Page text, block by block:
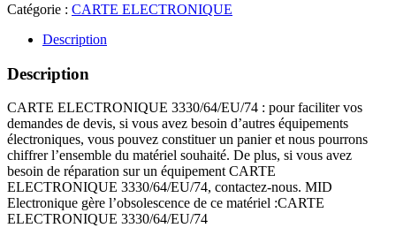
Catégorie : CARTE ELECTRONIQUE
Description
Description
CARTE ELECTRONIQUE 3330/64/EU/74 : pour faciliter vos
demandes de devis, si vous avez besoin d’autres équipements
électroniques, vous pouvez constituer un panier et nous pourrons
chiffrer l’ensemble du matériel souhaité. De plus, si vous avez
besoin de réparation sur un équipement CARTE
ELECTRONIQUE 3330/64/EU/74, contactez-nous. MID
Electronique gère l’obsolescence de ce matériel :CARTE
ELECTRONIQUE 3330/64/EU/74